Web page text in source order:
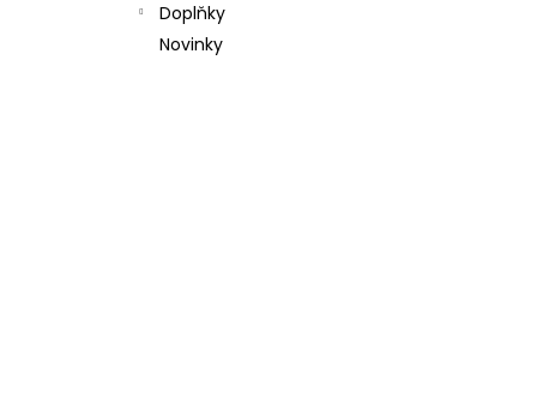
Doplňky
Novinky